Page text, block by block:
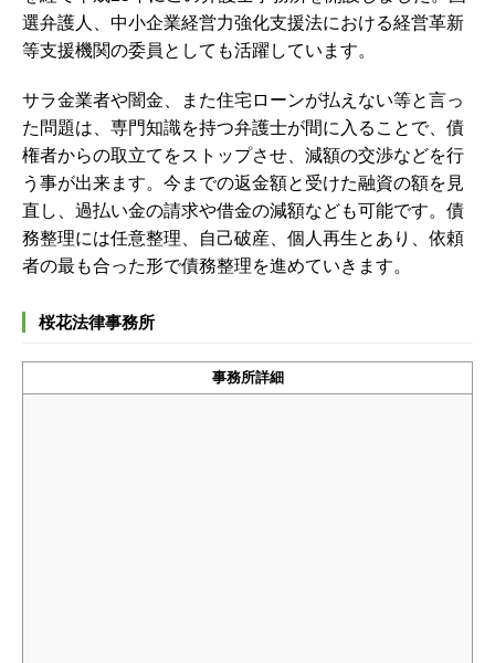
選弁護人、中小企業経営力強化支援法における経営革新
等支援機関の委員としても活躍しています。
サラ金業者や闇金、また住宅ローンが払えない等と言っ
た問題は、専門知識を持つ弁護士が間に入ることで、債
権者からの取立てをストップさせ、減額の交渉などを行
う事が出来ます。今までの返金額と受けた融資の額を見
直し、過払い金の請求や借金の減額なども可能です。債
務整理には任意整理、自己破産、個人再生とあり、依頼
者の最も合った形で債務整理を進めていきます。
桜花法律事務所
事務所詳細